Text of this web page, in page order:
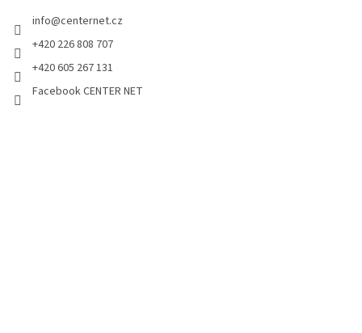
info@centernet.cz
+420 226 808 707
+420 605 267 131
Facebook CENTER NET